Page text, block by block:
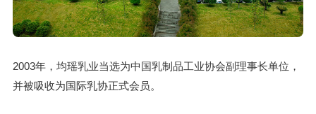
2003年，均瑶乳业当选为中国乳制品工业协会副理事长单位，
并被吸收为国际乳协正式会员。